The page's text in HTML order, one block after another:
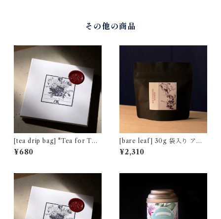
その他の商品
[tea drip bag] "Tea for Tw
o" ダージリン キャッスルトン
茶園 春摘み [通常パッケージ]
¥680
[bare leaf] 30g 袋入り アッ
サム マンガラム茶園 [非水百
花譜デザイン]
¥2,310